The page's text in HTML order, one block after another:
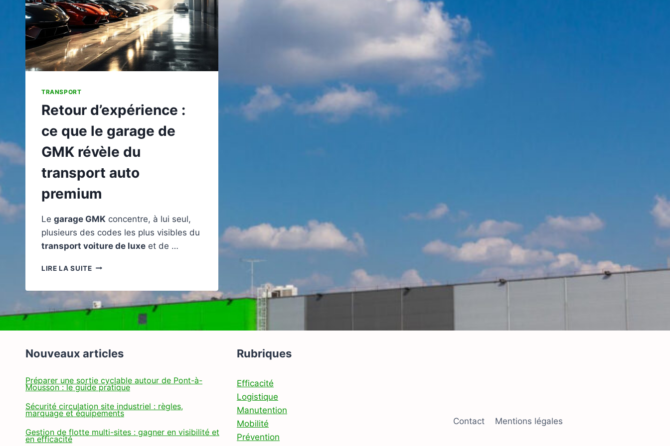
TRANSPORT
Retour d’expérience :
ce que le garage de
GMK révèle du
transport auto
premium
Le garage GMK concentre, à lui seul,
plusieurs des codes les plus visibles du
transport voiture de luxe et de …
LIRE LA SUITERETOUR
CE
QUE
GMK
RÉVÈLE
TRANSPORT
AUTO
PREMIUM
Nouveaux articles
Préparer une sortie cyclable autour de Pont-à-
Mousson : le guide pratique
Sécurité circulation site industriel : règles,
marquage et équipements
Gestion de flotte multi-sites : gagner en visibilité et
en efficacité
Rubriques
Efficacité
Logistique
Manutention
Mobilité
Prévention
Contact Mentions légales